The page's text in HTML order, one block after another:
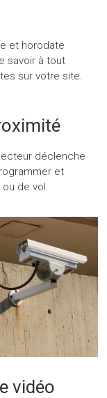
et horodate
savoir à tout
sur votre site.
déclenche
et
de vol.
vidéo